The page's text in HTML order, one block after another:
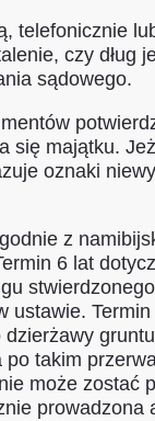
telefonicznie
czy dług
sądowego.
majątku.
oznaki
z
6 lat
ustawie.
takim
może zostać